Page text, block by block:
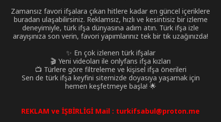
Zamansız favori ifşalara çıkan hitlere kadar en güncel içeriklere
buradan ulaşabilirsiniz. Reklamsız, hızlı ve kesintisiz bir izleme
deneyimiyle, türk ifşa dünyasına adım atın. Türk ifşa izle
arayışınıza son verin, favori yapımlarınız tek bir tık uzağınızda!
✨ En çok izlenen türk ifşalar
🎬 Yeni videoları ile onlyfans ifşa kızları
📺 Türlere göre filtreleme ve kişisel ifşa önerileri
Sen de türk ifşa keyfini sitemizde doyasıya yaşamak için
hemen keşfetmeye başla! 🌟
REKLAM ve İŞBİRLİGİ Mail : turkifsabul@proton.me